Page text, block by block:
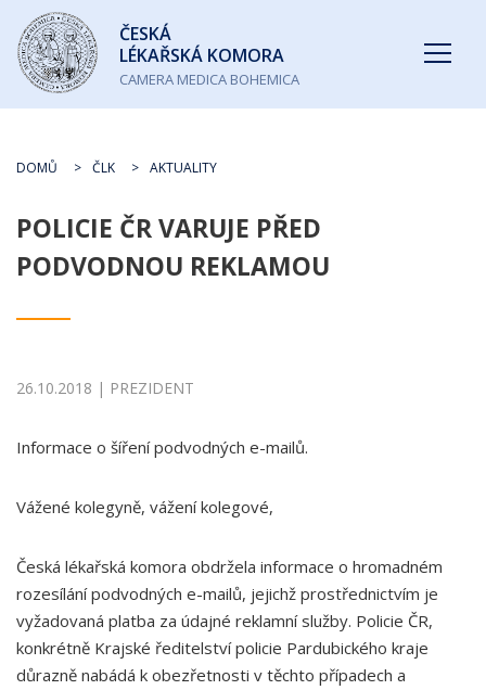
Česká
lékařská
komora
ČESKÁ
LÉKAŘSKÁ KOMORA
CAMERA MEDICA BOHEMICA
DOMŮ ČLK AKTUALITY
POLICIE ČR VARUJE PŘED
PODVODNOU REKLAMOU
26.10.2018 | PREZIDENT
Informace o šíření podvodných e-mailů.
Vážené kolegyně, vážení kolegové,
Česká lékařská komora obdržela informace o hromadném
rozesílání podvodných e-mailů, jejichž prostřednictvím je
vyžadovaná platba za údajné reklamní služby. Policie ČR,
konkrétně Krajské ředitelství policie Pardubického kraje
důrazně nabádá k obezřetnosti v těchto případech a